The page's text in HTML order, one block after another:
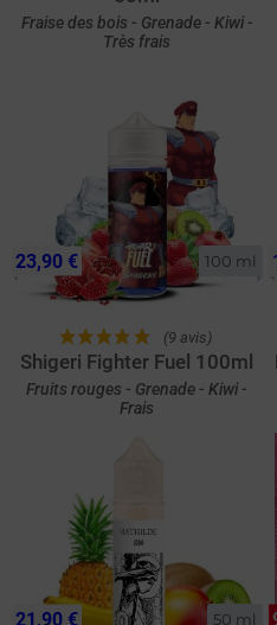
Fraise des bois - Grenade - Kiwi -
Très frais
100 ml
(9 avis)
Shigeri Fighter Fuel 100ml
Fruits rouges - Grenade - Kiwi -
Frais
23,90 €
50 ml
21,90 €